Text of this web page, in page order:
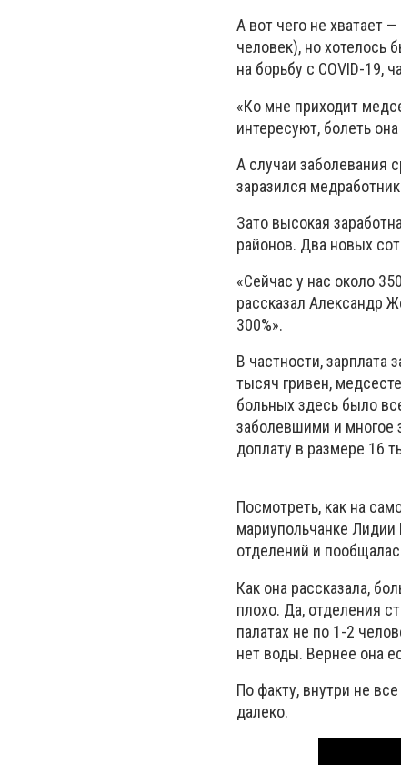
А вот чего не хватает
человек), но хотелось
на борьбу с СOVID-19,
«Ко мне приходит
интересуют, болеть
А случаи заболевания
заразился
Зато высокая
районов. Два новых
«Сейчас у нас около
рассказал Александр
300%».
В частности, зарплата
тысяч гривен,
больных здесь было
заболевшими и многое
доплату в размере 16
Посмотреть, как на
мариупольчанке
отделений и
Как она рассказала,
плохо. Да, отделения
палатах не по 1-2
нет воды. Вернее она
По факту, внутри не
далеко.